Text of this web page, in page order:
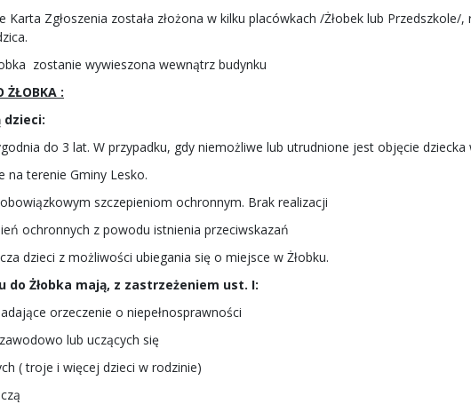
Karta Zgłoszenia została złożona w kilku placówkach /Żłobek lub
zostanie wywieszona wewnątrz budynku
ŻŁOBKA :
dzieci:
do 3 lat. W przypadku, gdy niemożliwe lub utrudnione jest objęcie
terenie Gminy Lesko.
szczepieniom ochronnym. Brak realizacji
z powodu istnienia przeciwskazań
z możliwości ubiegania się o miejsce w Żłobku.
do Żłobka mają, z zastrzeżeniem ust. I:
orzeczenie o niepełnosprawności
lub uczących się
( troje i więcej dzieci w rodzinie)